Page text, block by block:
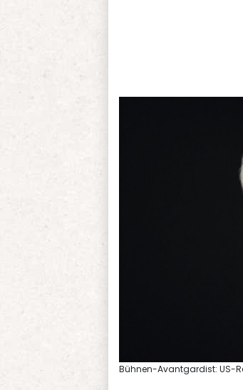
Bühnen-Avantgardist: US-